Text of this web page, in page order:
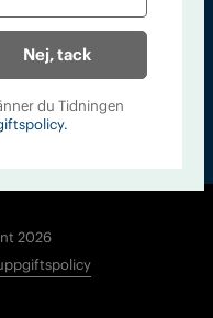
2026
Nej, tack
du Tidningen